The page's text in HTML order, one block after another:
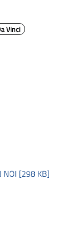
Vinci
NOI [298 KB]